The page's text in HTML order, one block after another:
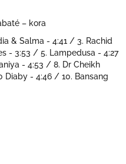
– kora
& Salma - 4:41 / 3. Rachid
- 3:53 / 5. Lampedusa - 4:27
- 4:53 / 8. Dr Cheikh
Diaby - 4:46 / 10. Bansang